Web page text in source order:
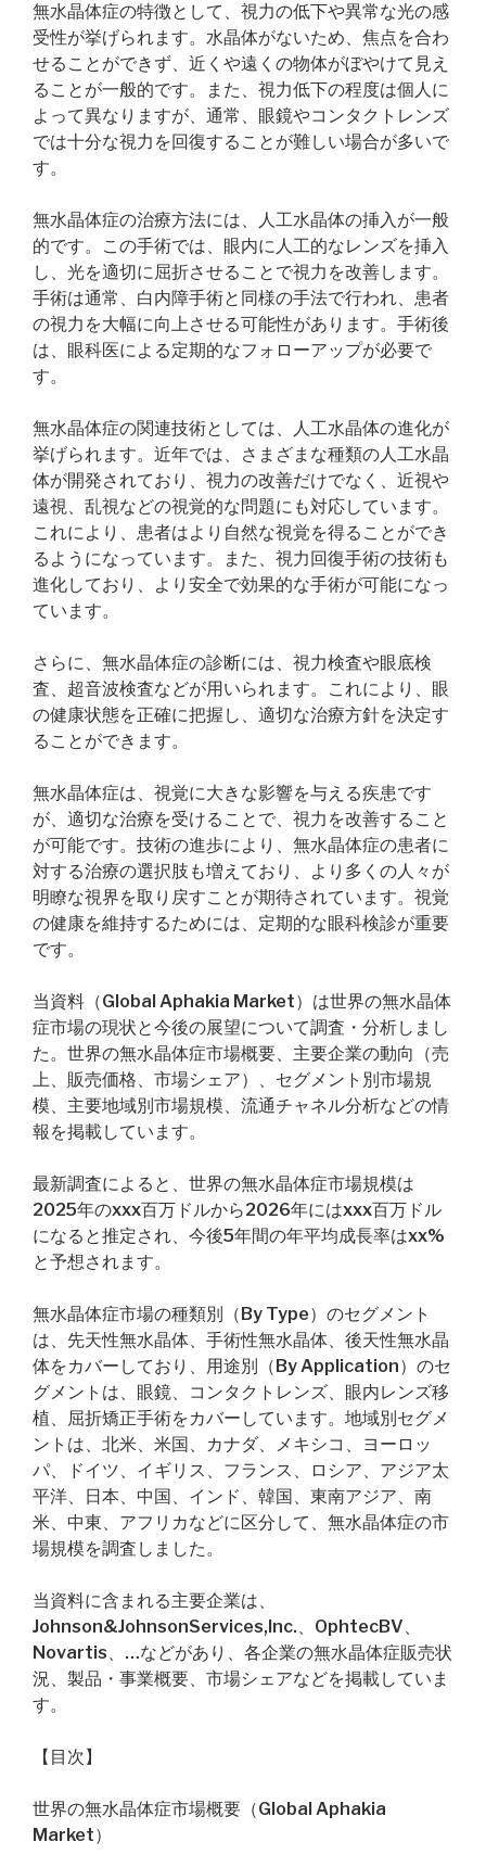
無水晶体症の特徴として、視力の低下や異常な光の感
受性が挙げられます。水晶体がないため、焦点を合わ
せることができず、近くや遠くの物体がぼやけて見え
ることが一般的です。また、視力低下の程度は個人に
よって異なりますが、通常、眼鏡やコンタクトレンズ
では十分な視力を回復することが難しい場合が多いで
す。
無水晶体症の治療方法には、人工水晶体の挿入が一般
的です。この手術では、眼内に人工的なレンズを挿入
し、光を適切に屈折させることで視力を改善します。
手術は通常、白内障手術と同様の手法で行われ、患者
の視力を大幅に向上させる可能性があります。手術後
は、眼科医による定期的なフォローアップが必要で
す。
無水晶体症の関連技術としては、人工水晶体の進化が
挙げられます。近年では、さまざまな種類の人工水晶
体が開発されており、視力の改善だけでなく、近視や
遠視、乱視などの視覚的な問題にも対応しています。
これにより、患者はより自然な視覚を得ることができ
るようになっています。また、視力回復手術の技術も
進化しており、より安全で効果的な手術が可能になっ
ています。
さらに、無水晶体症の診断には、視力検査や眼底検
査、超音波検査などが用いられます。これにより、眼
の健康状態を正確に把握し、適切な治療方針を決定す
ることができます。
無水晶体症は、視覚に大きな影響を与える疾患です
が、適切な治療を受けることで、視力を改善すること
が可能です。技術の進歩により、無水晶体症の患者に
対する治療の選択肢も増えており、より多くの人々が
明瞭な視界を取り戻すことが期待されています。視覚
の健康を維持するためには、定期的な眼科検診が重要
です。
当資料（Global Aphakia Market）は世界の無水晶体
症市場の現状と今後の展望について調査・分析しまし
た。世界の無水晶体症市場概要、主要企業の動向（売
上、販売価格、市場シェア）、セグメント別市場規
模、主要地域別市場規模、流通チャネル分析などの情
報を掲載しています。
最新調査によると、世界の無水晶体症市場規模は
2025年のxxx百万ドルから2026年にはxxx百万ドル
になると推定され、今後5年間の年平均成長率はxx%
と予想されます。
無水晶体症市場の種類別（By Type）のセグメント
は、先天性無水晶体、手術性無水晶体、後天性無水晶
体をカバーしており、用途別（By Application）のセ
グメントは、眼鏡、コンタクトレンズ、眼内レンズ移
植、屈折矯正手術をカバーしています。地域別セグメ
ントは、北米、米国、カナダ、メキシコ、ヨーロッ
パ、ドイツ、イギリス、フランス、ロシア、アジア太
平洋、日本、中国、インド、韓国、東南アジア、南
米、中東、アフリカなどに区分して、無水晶体症の市
場規模を調査しました。
当資料に含まれる主要企業は、
Johnson&JohnsonServices,Inc.、OphtecBV、
Novartis、…などがあり、各企業の無水晶体症販売状
況、製品・事業概要、市場シェアなどを掲載していま
す。
【目次】
世界の無水晶体症市場概要（Global Aphakia
Market）